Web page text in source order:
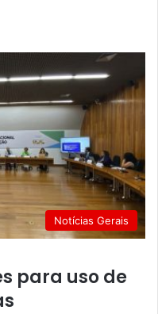
Notícias Gerais
para uso de